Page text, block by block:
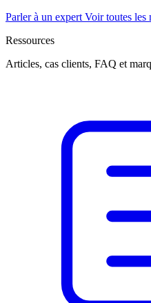
Parler à un expert Voir toutes les
Ressources
Articles, cas clients, FAQ et